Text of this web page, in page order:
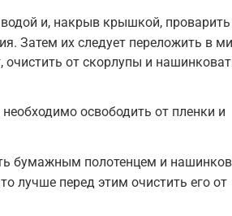
и, накрыв крышкой, проварить
Затем их следует переложить в
очистить от скорлупы и
освободить от пленки и
бумажным полотенцем и
лучше перед этим очистить его от